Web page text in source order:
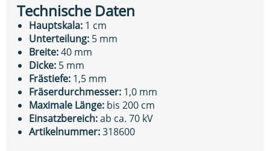
Technische Daten
Hauptskala: 1 cm
Unterteilung: 5 mm
Breite:40 mm
Dicke: 5 mm
Frästiefe: 1,5 mm
Fräserdurchmesser: 1,0 mm
Maximale Länge: bis 200 cm
Einsatzbereich:ab ca. 70 kV
Artikelnummer:318600